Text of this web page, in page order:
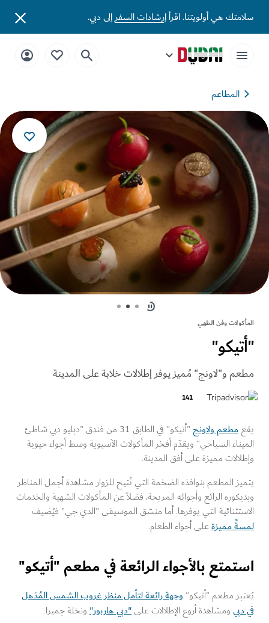
هي أولويتنا. اقرأإرشادات السفرإلى دبي.
المطاعم
وفن الطهي
و"لاونج" مُميز يوفر إطلالات خلابة على المدينة
141
مطعم ولاونج
"أتيكو" في الطابق 31 من فندق "دبليو دبي شاطئ
السياحي" ويقدّم أفخر المأكولات الآسيوية وسط أجواء حيوية
مميزة على أفق المدينة.
المطعم بنوافذه الضخمة التي تُتيح للزوار مشاهدة أجمل المناظر
الرائع وأجوائه المريحة، فضلاً عن المأكولات الشهية والخدمات
التي يوفرها. أما منسّق الموسيقى "الدي جي" فيُضيف
مميزةعلى أجواء الطعام.
بالأجواء الرائعة في مطعم "أتيكو"
مطعم "أتيكو" وجهة رائعة لتأمل منظر غروب الشمس المُذهل
ومشاهدة أروع الإطلالات على"دبي هاربور"ونخلة جميرا.